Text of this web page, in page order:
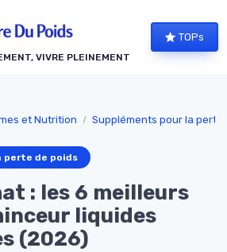
VIVRE PLEINEMENT
TOPs
et Nutrition Suppléments pour la perte
perte de poids
: les 6 meilleurs
liquides
(2026)
cookies